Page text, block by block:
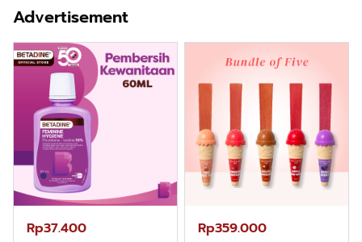
Santai Slimfit Formal
Hazelnut
Advertisement
Rp37.400 Rp359.000